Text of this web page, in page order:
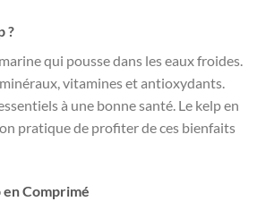
?
qui pousse dans les eaux froides.
vitamines et antioxydants.
à une bonne santé. Le kelp en
pratique de profiter de ces bienfaits
en Comprimé